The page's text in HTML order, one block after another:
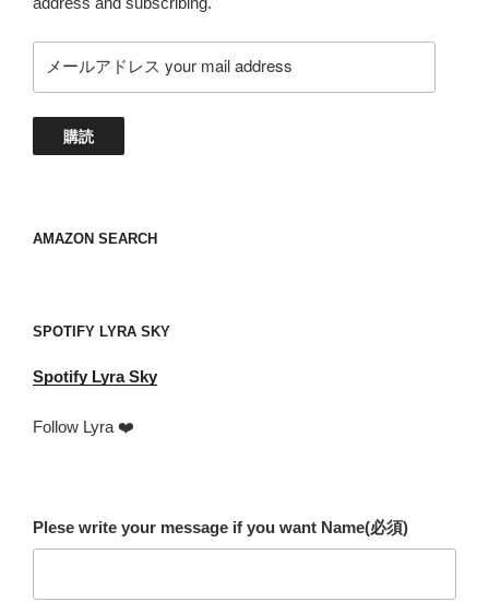
ー
ド
your
購読
AMAZON SEARCH
SPOTIFY LYRA SKY
Spotify Lyra Sky
Follow Lyra ❤️
Plese write your message if you want Name(必須)